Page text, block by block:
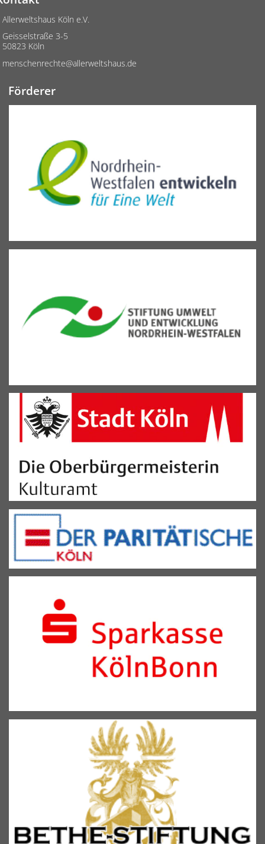
Allerweltshaus Köln e.V.
Geisselstraße 3-5
50823 Köln
menschenrechte@allerweltshaus.de
Förderer